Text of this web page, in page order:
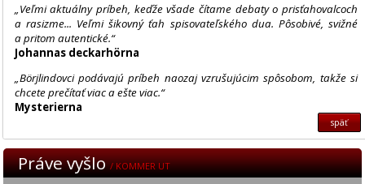
„Veľmi aktuálny príbeh, keďže všade čítame debaty o prisťahovalcoch
a rasizme... Veľmi šikovný ťah spisovateľského dua. Pôsobivé, svižné
a pritom autentické.“
Johannas deckarhörna
„Börjlindovci podávajú príbeh naozaj vzrušujúcim spôsobom, takže si
chcete prečítať viac a ešte viac.“
Mysterierna
späť
Práve vyšlo/ KOMMER UT